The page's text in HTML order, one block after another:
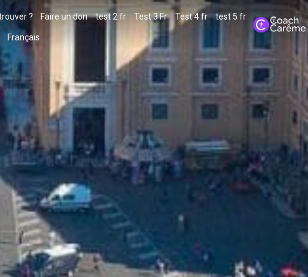
? Faire un don test 2 fr Test 3 Fr Test 4 fr test 5 fr
Français